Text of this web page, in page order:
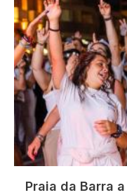
Praia da Barra